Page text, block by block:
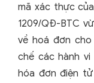
mã xác thực
1209/QĐ-BTC
về hoá đơn
chế các hành vi
hóa đơn điện